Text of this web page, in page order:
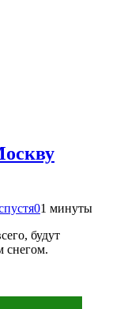
01 минуты
будут
снегом.